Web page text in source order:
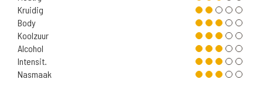
Kruidig
Body
Koolzuur
Alcohol
Intensit.
Nasmaak